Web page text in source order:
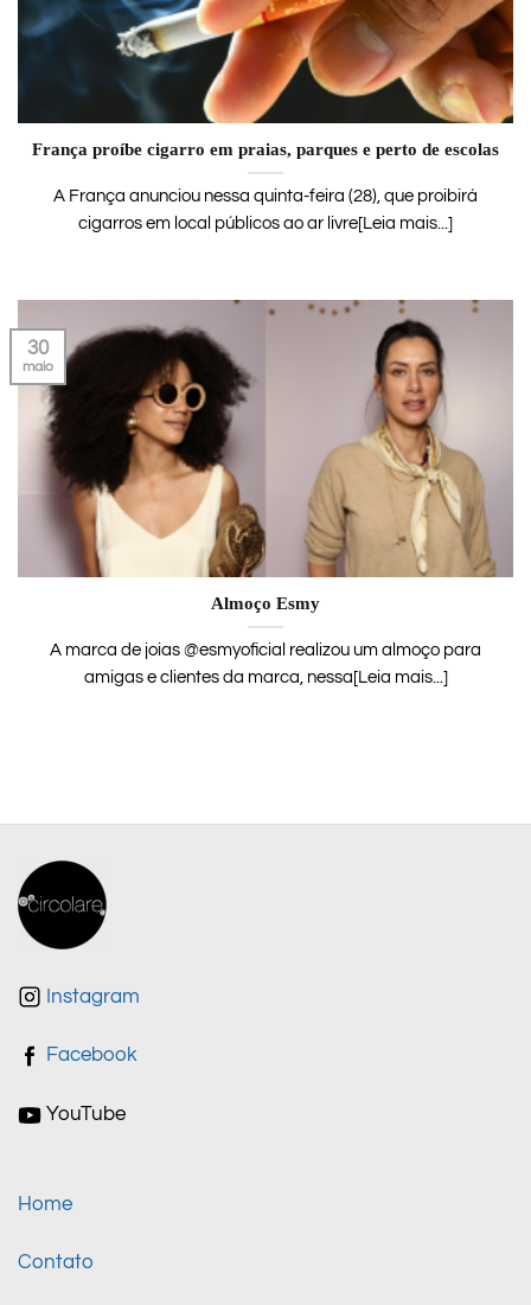
França proíbe cigarro em praias, parques e perto de escolas
A França anunciou nessa quinta-feira (28), que proibirá
cigarros em local públicos ao ar livre[Leia mais...]
Almoço Esmy
A marca de joias @esmyoficial realizou um almoço para
amigas e clientes da marca, nessa[Leia mais...]
30
maio
Instagram
Facebook
YouTube
Home
Contato